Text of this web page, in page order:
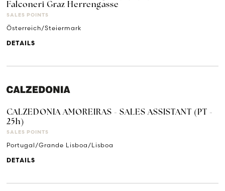
Falconeri Graz Herrengasse
SALES POINTS
Österreich/Steiermark
DETAILS
CALZEDONIA AMOREIRAS - SALES ASSISTANT (PT -
25h)
SALES POINTS
Portugal/Grande Lisboa/Lisboa
DETAILS